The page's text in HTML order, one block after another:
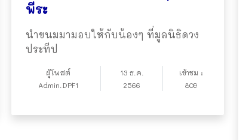
พีระ
นำขนมมามอบให้กับน้องๆ ที่มูลนิธิดวง
ประทีป
ผู้โพสต์
Admin.DPF1
13 ธ.ค.
2566
เข้าชม :
809